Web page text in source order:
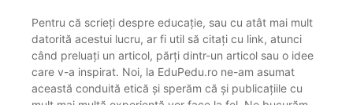
Pentru că scrieți despre educație, sau cu atât mai mult
datorită acestui lucru, ar fi util să citați cu link, atunci
când preluați un articol, părți dintr-un articol sau o idee
care v-a inspirat. Noi, la EduPedu.ro ne-am asumat
această conduită etică și sperăm că și publicațiile cu